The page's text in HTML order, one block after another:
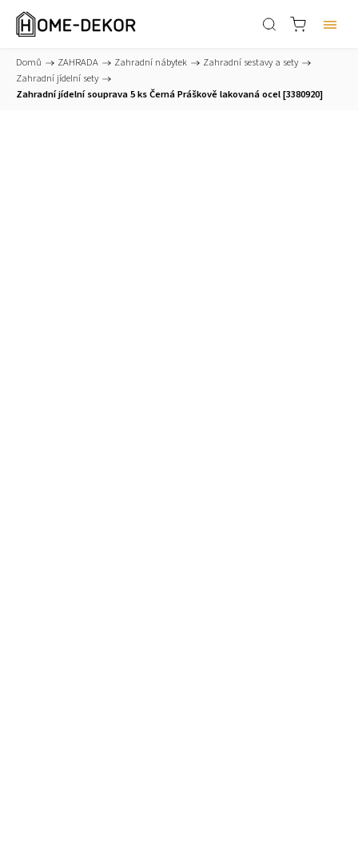
Domů / ZAHRADA / Zahradní nábytek / Zahradní sestavy a sety /
Zahradní jídelní sety /
Zahradní jídelní souprava 5 ks Černá Práškově lakovaná ocel [3380920]